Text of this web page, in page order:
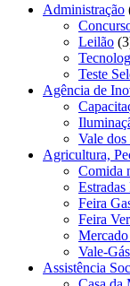
Administração
Leilão
Teste
Agência de
Vale
Agricultura,
Comida
Estradas
Feira
Feira
Vale-Gás
Assistência